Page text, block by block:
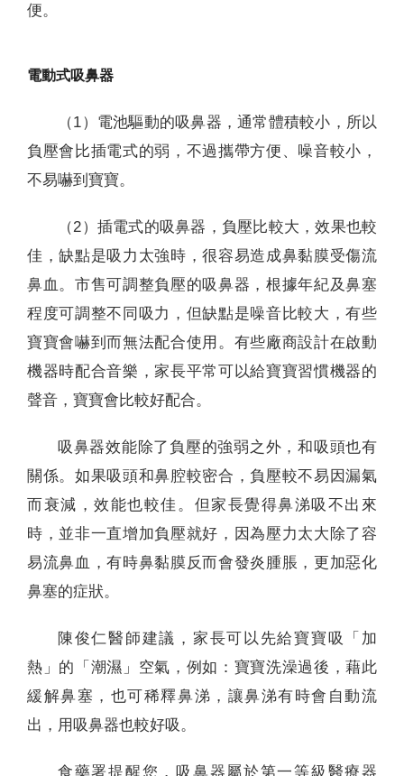
便。
電動式吸鼻器
（1）電池驅動的吸鼻器，通常體積較小，所以
負壓會比插電式的弱，不過攜帶方便、噪音較小，
不易嚇到寶寶。
（2）插電式的吸鼻器，負壓比較大，效果也較
佳，缺點是吸力太強時，很容易造成鼻黏膜受傷流
鼻血。市售可調整負壓的吸鼻器，根據年紀及鼻塞
程度可調整不同吸力，但缺點是噪音比較大，有些
寶寶會嚇到而無法配合使用。有些廠商設計在啟動
機器時配合音樂，家長平常可以給寶寶習慣機器的
聲音，寶寶會比較好配合。
吸鼻器效能除了負壓的強弱之外，和吸頭也有
關係。如果吸頭和鼻腔較密合，負壓較不易因漏氣
而衰減，效能也較佳。但家長覺得鼻涕吸不出來
時，並非一直增加負壓就好，因為壓力太大除了容
易流鼻血，有時鼻黏膜反而會發炎腫脹，更加惡化
鼻塞的症狀。
陳俊仁醫師建議，家長可以先給寶寶吸「加
熱」的「潮濕」空氣，例如：寶寶洗澡過後，藉此
緩解鼻塞，也可稀釋鼻涕，讓鼻涕有時會自動流
出，用吸鼻器也較好吸。
食藥署提醒您，吸鼻器屬於第一等級醫療器